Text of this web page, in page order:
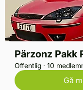
Pärzonz Pakk
Offentlig · 10
Gå